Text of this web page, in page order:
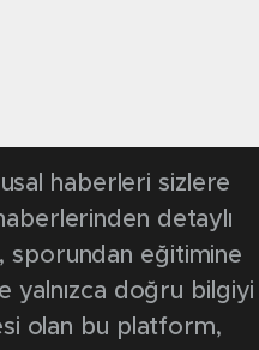
haberleri sizlere
detaylı
sporundan eğitimine
yalnızca doğru bilgiyi
olan bu platform,